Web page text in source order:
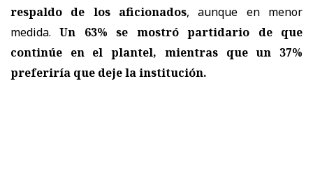
respaldo de los aficionados, aunque en menor
medida.Un 63% se mostró partidario de que
continúe en el plantel, mientras que un 37%
preferiría que deje la institución.